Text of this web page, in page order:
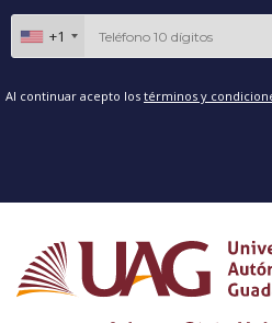
+1
Al continuar acepto los términos y